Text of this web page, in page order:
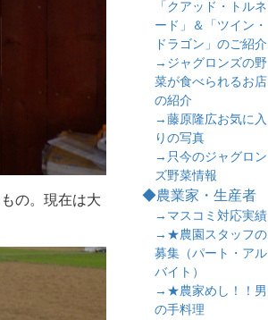
の。現在は大
「クアッド・トルネ
ード」＆「ツイン・
ドラゴン」のご紹介
→ジャグロンズの野
菜が食べられるお店
の紹介
→藤原隆広お気に入
りの写真
→只今のジャグロン
ズ野菜情報
◆農業家・生産者
→マスコミ対応実績
→★農園スタッフの
募集（パート・アル
バイト）
→★農家めし！！男
の手料理